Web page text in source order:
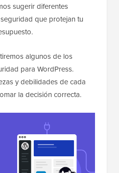
sugerir diferentes
que protejan tu
algunos de los
para WordPress.
y debilidades de cada
la decisión correcta.